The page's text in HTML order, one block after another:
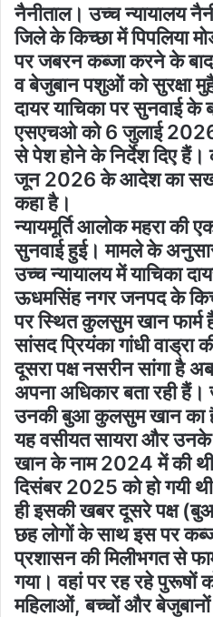
नैनीताल। उच्च न्यायालय
जिले के किच्छा में पिपलिया
पर जबरन कब्जा करने के बाद
व बेजुबान पशुओं को सुरक्षा
दायर याचिका पर सुनवाई के
एसएचओ को 6 जुलाई 2026
से पेश होने के निर्देश दिए हैं।
जून 2026 के आदेश का
कहा है।
न्यायमूर्ति आलोक महरा की
सुनवाई हुई। मामले के
उच्च न्यायालय में याचिका
ऊधमसिंह नगर जनपद के
पर स्थित कुलसुम खान फार्म
सांसद प्रियंका गांधी वाड्रा
दूसरा पक्ष नसरीन सांगा है अब
अपना अधिकार बता रही हैं।
उनकी बुआ कुलसुम खान का
यह वसीयत सायरा और
खान के नाम 2024 में की
दिसंबर 2025 को हो गयी
ही इसकी खबर दूसरे पक्ष
छह लोगों के साथ इस पर
प्रशासन की मिलीभगत से
गया। वहां पर रह रहे पुरूषों
महिलाओं, बच्चों और बेजुबानों